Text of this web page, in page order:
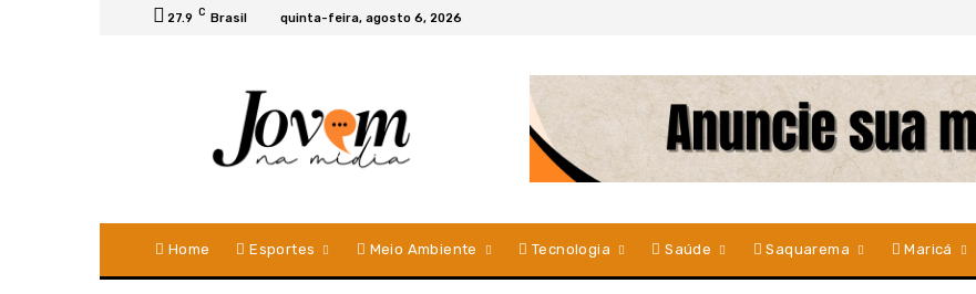
27.9 C Brasil quinta-feira, agosto 6, 2026
Home Esportes Meio Ambiente Tecnologia Saúde Saquarema Maricá